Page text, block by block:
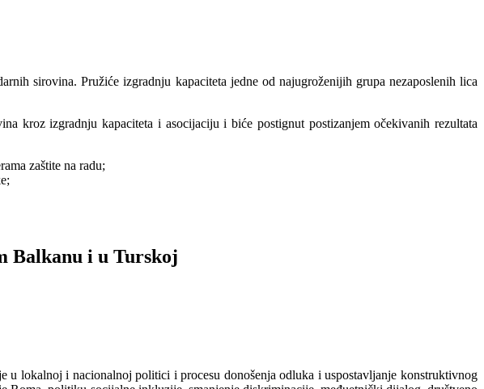
sirovina. Pružiće izgradnju kapaciteta jedne od najugroženijih grupa nezaposlenih lica
kroz izgradnju kapaciteta i asocijaciju i biće postignut postizanjem očekivanih rezultata
zaštite na radu;
Balkanu i u Turskoj
u lokalnoj i nacionalnoj politici i procesu donošenja odluka i uspostavljanje konstruktivnog